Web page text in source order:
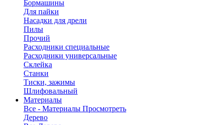
Бормашины
Для пайки
Насадки для дрели
Пилы
Прочий
Расходники специальные
Расходники универсальные
Склейка
Станки
Тиски, зажимы
Шлифовальный
Материалы
Все - Материалы Просмотреть
Дерево